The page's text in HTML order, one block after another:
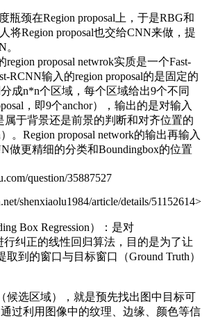
瓶颈在Region proposal上，于是RBG和
将Region proposal也交给CNN来做，提
。
region proposal netwrok实质是一个Fast-
RCNN输入的region proposal的是固定的
分成n*n个区域，每个区域给出9个不同
，即9个anchor），输出的是对输入
属于背景还是前景的判断和对齐位置的
。Region proposal network的输出再输入
做更精细的分类和Boundingbox的位置
question/35887527
shenxiaolu1984/article/details/51152614>
Box Regression）：是对
行纠正的线性回归算法，目的是为了让
取到的窗口与目标窗口（Ground Truth）
候选区域），就是预先找出图中目标可
过利用图像中的纹理、边缘、颜色等信